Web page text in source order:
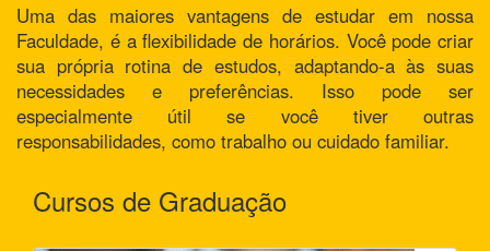
Uma das maiores vantagens de estudar em nossa
Faculdade, é a flexibilidade de horários. Você pode criar
sua própria rotina de estudos, adaptando-a às suas
necessidades e preferências. Isso pode ser
especialmente útil se você tiver outras
responsabilidades, como trabalho ou cuidado familiar.
Cursos de Graduação